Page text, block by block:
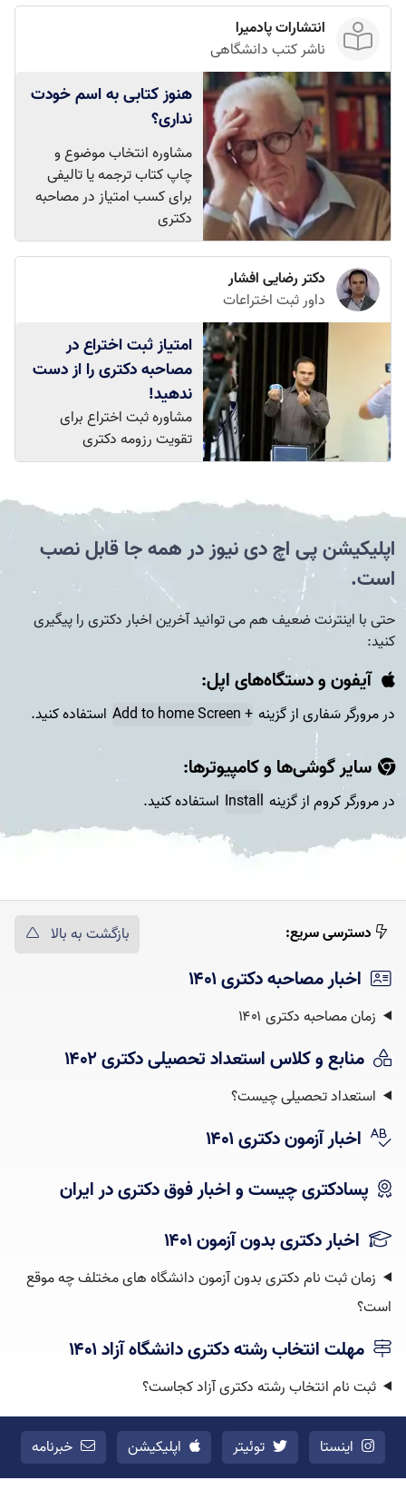
انتشارات پادمیرا
ناشر کتب دانشگاهی
هنوز کتابی به اسم خودت
نداری؟
مشاوره انتخاب موضوع و
چاپ کتاب ترجمه یا تالیفی
برای کسب امتیاز در مصاحبه
دکتری
دکتر رضایی افشار
داور ثبت اختراعات
امتیاز ثبت اختراع در
مصاحبه دکتری را از دست
ندهید!
مشاوره ثبت اختراع برای
تقویت رزومه دکتری
اپلیکیشن پی اچ دی نیوز در همه جا قابل نصب
است.
حتی با اینترنت ضعیف هم می توانید آخرین اخبار دکتری را پیگیری
کنید:
آیفون و دستگاه‌های اپل:
در مرورگر سَفاری از گزینه + Add to home Screen استفاده کنید.
سایر گوشی‌ها و کامپیوتر‌ها:
در مرورگر کروم از گزینه Install استفاده کنید.
دسترسی سریع: بازگشت به بالا
اخبار مصاحبه دکتری ۱۴۰۱
زمان مصاحبه دکتری ۱۴۰۱
منابع و کلاس استعداد تحصیلی دکتری ۱۴۰۲
استعداد تحصیلی چیست؟‌
اخبار آزمون دکتری ۱۴۰۱
پسادکتری چیست و اخبار فوق دکتری در ایران
اخبار دکتری بدون آزمون ۱۴۰۱
زمان ثبت نام دکتری بدون آزمون دانشگاه های مختلف چه موقع
است؟
مهلت انتخاب رشته دکتری دانشگاه آزاد ۱۴۰۱
ثبت نام انتخاب رشته دکتری آزاد کجاست؟
اینستا توئیتر اپلیکیشن خبرنامه